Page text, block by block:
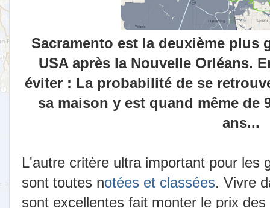
Sacramento est la deuxième plus
USA après la Nouvelle Orléans.
éviter : La probabilité de se
sa maison y est quand même de
ans...
L'autre critère ultra important pour les
sont toutes notées et classées. Vivre
sont excellentes fait monter le prix